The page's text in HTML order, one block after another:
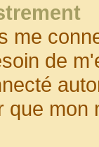
me
de
que